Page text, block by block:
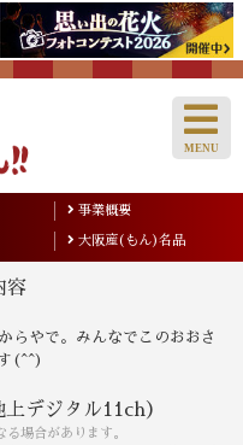
事業概要
大阪産(もん)名品
容
らやで。みんなでこのおおさ
(^^)
デジタル11ch）
場合があります。